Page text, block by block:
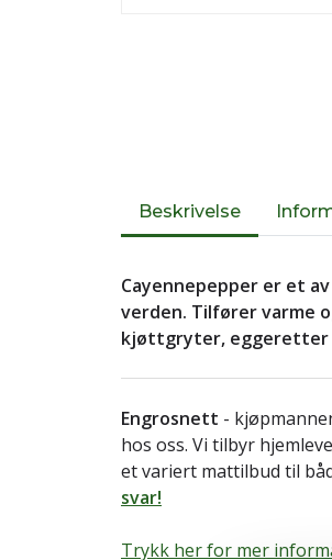
Beskrivelse
Cayennepepper er et
verden. Tilfører varme
kjøttgryter, eggeretter
Engrosnett -
hos oss. Vi tilbyr
et variert mattilbud til
svar!
Trykk her for mer